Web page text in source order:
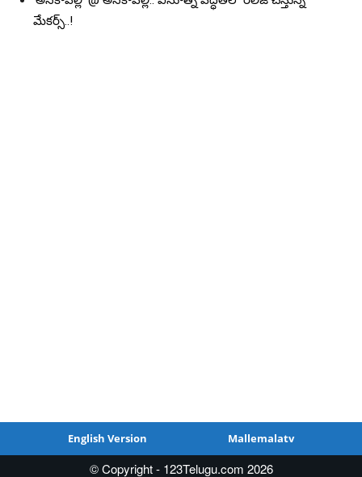
మేకర్స్..!
English Version Mallemalatv
© Copyright - 123Telugu.com 2026